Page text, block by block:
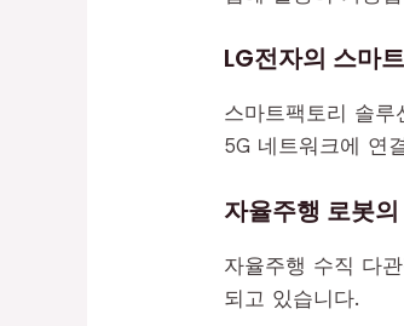
LG전자의 스마
스마트팩토리 솔
5G 네트워크에 연
자율주행 로봇
자율주행 수직 다
되고 있습니다.